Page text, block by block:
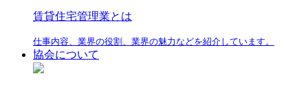
賃貸住宅管理業とは
仕事内容、業界の役割、業界の魅力などを紹介しています。
協会について